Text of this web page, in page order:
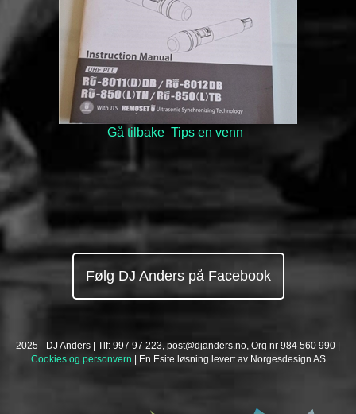
Gå tilbake Tips en venn
Følg DJ Anders på Facebook
2025 - DJ Anders | Tlf: 997 97 223, post@djanders.no, Org nr 984 560 990 |
Cookies og personvern | En Esite løsning levert av Norgesdesign AS